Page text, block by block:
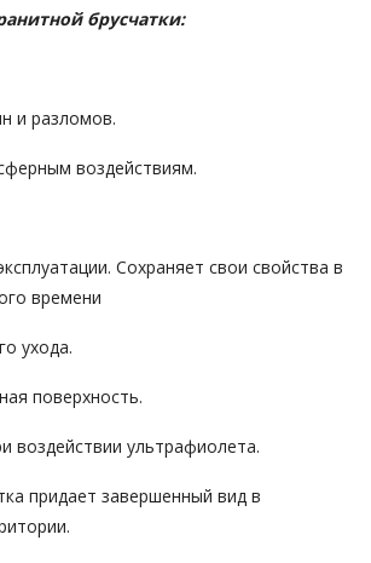
брусчатки:
и разломов.
воздействиям.
Сохраняет свои свойства в
времени
ухода.
поверхность.
воздействии ультрафиолета.
придает завершенный вид в